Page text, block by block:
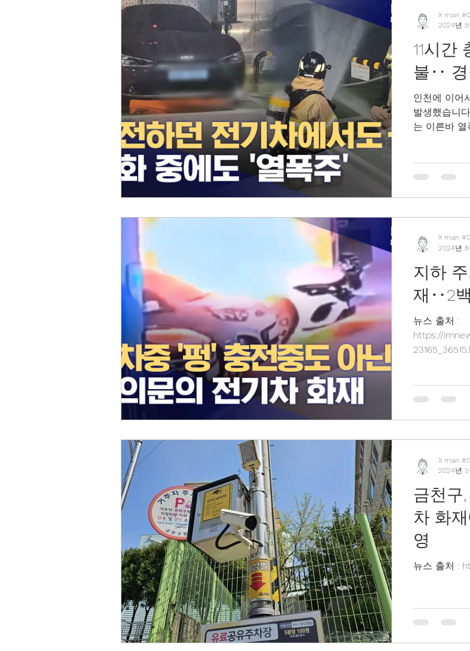
11시간
불‥ 경
인천에 이어
발생했습니다. 전기차 배터리가 충격을 받았을 때 일
는 이른바 열
X man
2024년 8
지하
재‥2
뉴스 출처 :
https://
X man
2024년 8
금천구
차 화
영
뉴스 출처 :
X man
2024년 5